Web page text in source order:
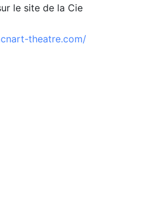
le site de la Cie
theatre.com/